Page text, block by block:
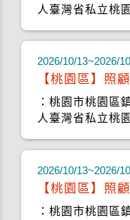
人臺灣省私立桃
2026/10/13~2026/
【桃園區】照
：桃園市桃園區
人臺灣省私立桃
2026/10/13~2026/
【桃園區】照
：桃園市桃園區